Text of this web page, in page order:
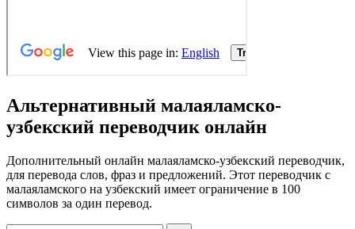
Альтернативный малаяламско-
узбекский переводчик онлайн
Дополнительный онлайн малаяламско-узбекский переводчик,
для перевода слов, фраз и предложений. Этот переводчик с
малаяламского на узбекский имеет ограничение в 100
символов за один перевод.